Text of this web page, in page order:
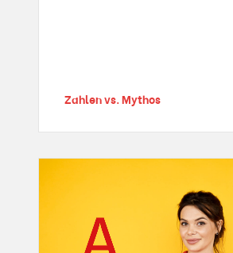
Zahlen vs. Mythos